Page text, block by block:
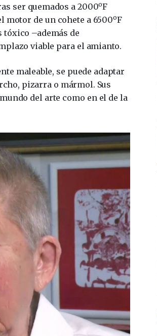
ser quemados a 2000oF
motor de un cohete a 6500oF
tóxico –además de
viable para el amianto.
maleable, se puede adaptar
pizarra o mármol. Sus
del arte como en el de la